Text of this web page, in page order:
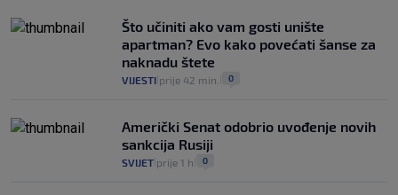
Što učiniti ako vam gosti unište
apartman? Evo kako povećati šanse za
naknadu štete
VIJESTI prije 42 min. 0
Američki Senat odobrio uvođenje novih
sankcija Rusiji
SVIJET prije 1 h 0